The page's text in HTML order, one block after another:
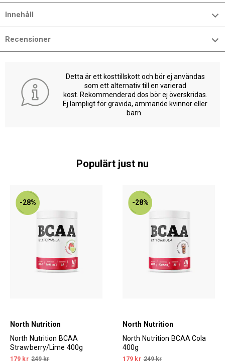
Innehåll
Recensioner
Detta är ett kosttillskott och bör ej användas
som ett alternativ till en varierad
kost. Rekommenderad dos bör ej överskridas.
Ej lämpligt för gravida, ammande kvinnor eller
barn.
Populärt just nu
-28%
North Nutrition
North Nutrition BCAA
Strawberry/Lime 400g
179 kr 249 kr
-28%
North Nutrition
North Nutrition BCAA Cola
400g
179 kr 249 kr